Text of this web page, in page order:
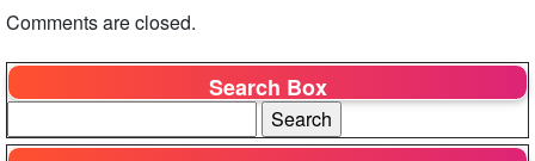
Comments are closed.
Search Box